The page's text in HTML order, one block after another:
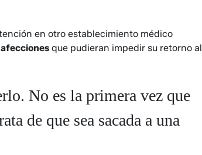
en otro establecimiento médico
que pudieran impedir su retorno al
No es la primera vez que
de que sea sacada a una